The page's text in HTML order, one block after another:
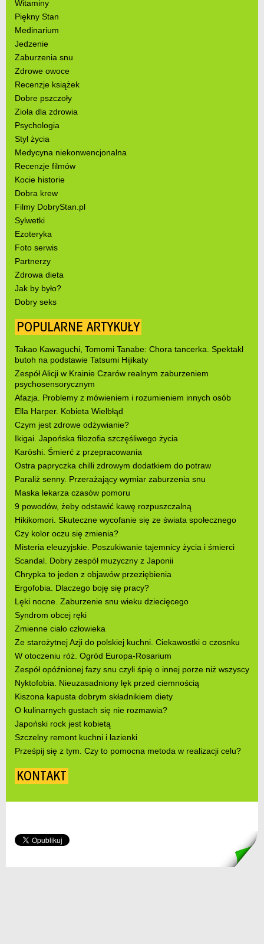
Witaminy
Piękny Stan
Medinarium
Jedzenie
Zaburzenia snu
Zdrowe owoce
Recenzje książek
Dobre pszczoły
Zioła dla zdrowia
Psychologia
Styl życia
Medycyna niekonwencjonalna
Recenzje filmów
Kocie historie
Dobra krew
Filmy DobryStan.pl
Sylwetki
Ezoteryka
Foto serwis
Partnerzy
Zdrowa dieta
Jak by było?
Dobry seks
POPULARNE ARTYKUŁY
Takao Kawaguchi, Tomomi Tanabe: Chora tancerka. Spektakl
butoh na podstawie Tatsumi Hijikaty
Zespół Alicji w Krainie Czarów realnym zaburzeniem
psychosensorycznym
Afazja. Problemy z mówieniem i rozumieniem innych osób
Ella Harper. Kobieta Wielbłąd
Czym jest zdrowe odżywianie?
Ikigai. Japońska filozofia szczęśliwego życia
Karōshi. Śmierć z przepracowania
Ostra papryczka chilli zdrowym dodatkiem do potraw
Paraliż senny. Przerażający wymiar zaburzenia snu
Maska lekarza czasów pomoru
9 powodów, żeby odstawić kawę rozpuszczalną
Hikikomori. Skuteczne wycofanie się ze świata społecznego
Czy kolor oczu się zmienia?
Misteria eleuzyjskie. Poszukiwanie tajemnicy życia i śmierci
Scandal. Dobry zespół muzyczny z Japonii
Chrypka to jeden z objawów przeziębienia
Ergofobia. Dlaczego boję się pracy?
Lęki nocne. Zaburzenie snu wieku dziecięcego
Syndrom obcej ręki
Zmienne ciało człowieka
Ze starożytnej Azji do polskiej kuchni. Ciekawostki o czosnku
W otoczeniu róż. Ogród Europa-Rosarium
Zespół opóźnionej fazy snu czyli śpię o innej porze niż wszyscy
Nyktofobia. Nieuzasadniony lęk przed ciemnością
Kiszona kapusta dobrym składnikiem diety
O kulinarnych gustach się nie rozmawia?
Japoński rock jest kobietą
Szczelny remont kuchni i łazienki
Prześpij się z tym. Czy to pomocna metoda w realizacji celu?
KONTAKT